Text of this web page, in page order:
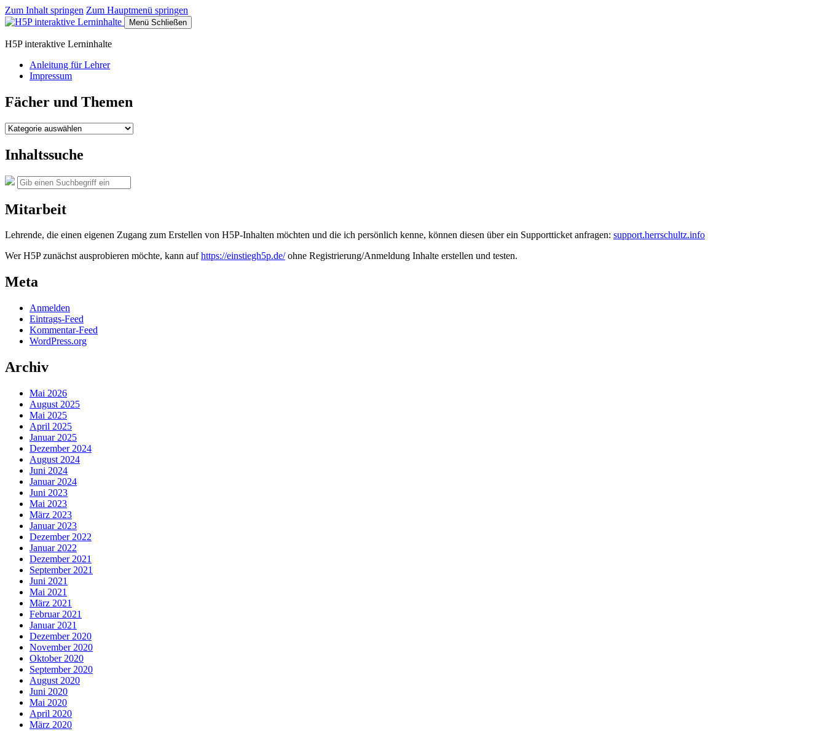
Zum Inhalt springen Zum Hauptmenü springen
Menü Schließen
H5P interaktive Lerninhalte
Anleitung für Lehrer
Impressum
Fächer und Themen
Fächer
Themen
Inhaltssuche
Suche
nach:
Suchen
Mitarbeit
Lehrende, die einen eigenen Zugang zum Erstellen von H5P-Inhalten möchten und die ich persönlich kenne, können diesen über ein Supportticket anfragen: support.herrschultz.info
Wer H5P zunächst ausprobieren möchte, kann aufhttps://einstiegh5p.de/ohne Registrierung/Anmeldung Inhalte erstellen und testen.
Meta
Anmelden
Eintrags-Feed
Kommentar-Feed
WordPress.org
Archiv
Mai 2026
August 2025
Mai 2025
April 2025
Januar 2025
Dezember 2024
August 2024
Juni 2024
Januar 2024
Juni 2023
Mai 2023
März 2023
Januar 2023
Dezember 2022
Januar 2022
Dezember 2021
September 2021
Juni 2021
Mai 2021
März 2021
Februar 2021
Januar 2021
Dezember 2020
November 2020
Oktober 2020
September 2020
August 2020
Juni 2020
Mai 2020
April 2020
März 2020